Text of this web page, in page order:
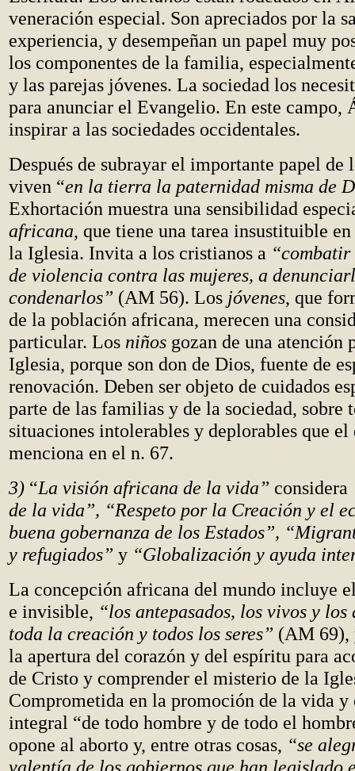
veneración especial. Son apreciados por la
experiencia, y desempeñan un papel muy
los componentes de la familia,
y las parejas jóvenes. La sociedad los
para anunciar el Evangelio. En este campo,
inspirar a las sociedades occidentales.
Después de subrayar el importante papel de
viven “en la tierra la paternidad misma de
Exhortación muestra una sensibilidad
africana, que tiene una tarea insustituible
la Iglesia. Invita a los cristianos a “combatir
de violencia contra las mujeres, a
condenarlos” (AM 56). Los jóvenes, que
de la población africana, merecen una
particular. Los niños gozan de una atención
Iglesia, porque son don de Dios, fuente de
renovación. Deben ser objeto de cuidados
parte de las familias y de la sociedad, sobre
situaciones intolerables y deplorables que el
menciona en el n. 67.
3) “La visión africana de la vida” considera
de la vida”, “Respeto por la Creación y el
buena gobernanza de los Estados”,
y refugiados” y “Globalización y ayuda
La concepción africana del mundo incluye
e invisible, “los antepasados, los vivos y los
toda la creación y todos los seres” (AM 69),
la apertura del corazón y del espíritu para
de Cristo y comprender el misterio de la
Comprometida en la promoción de la vida y
integral “de todo hombre y de todo el
opone al aborto y, entre otras cosas, “se
valentía de los gobiernos que han legislado